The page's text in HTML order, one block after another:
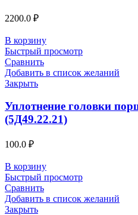
2200.0 ₽
В корзину
Быстрый просмотр
Сравнить
Добавить в список желаний
Закрыть
Уплотнение головки
(5Д49.22.21)
100.0 ₽
В корзину
Быстрый просмотр
Сравнить
Добавить в список желаний
Закрыть